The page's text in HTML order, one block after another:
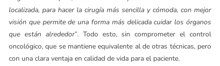
localizada, para hacer la cirugía más sencilla y cómoda, con mejor
visión que permite de una forma más delicada cuidar los órganos
que están alrededor”. Todo esto, sin comprometer el control
oncológico, que se mantiene equivalente al de otras técnicas, pero
con una clara ventaja en calidad de vida para el paciente.